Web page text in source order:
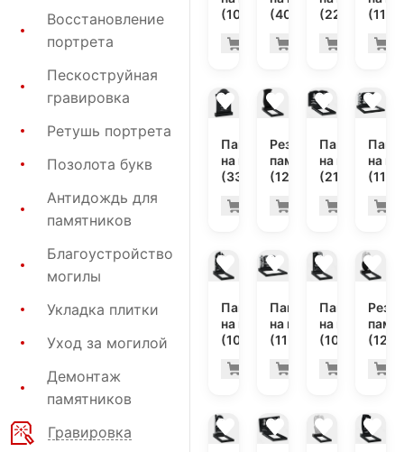
Восстановление
портрета
Пескоструйная
гравировка
Ретушь портрета
Позолота букв
Антидождь для
памятников
Благоустройство
могилы
Укладка плитки
Уход за могилой
Демонтаж
памятников
Гравировка
(10-508)
33.000
Купить
(40-760)
Купить
(22-195)
Купить
(11-
Памятник
на могилу
(33-182)
118.100
Купить
Резной
памятник
(12-358)
Купить
Памятник
на могилу
(21-131)
Купить
на
(11-
Памятник
на могилу
(10-749)
31.600
Купить
Памятник
на могилу
(11-395)
Купить
Памятник
на могилу
(10-497)
Купить
(12-